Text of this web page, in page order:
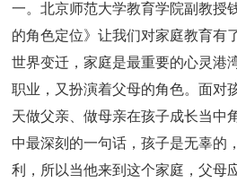
一。北京师范大学教育学院副教授
的角色定位》让我们对家庭教育有
世界变迁，家庭是最重要的心灵港
职业，又扮演着父母的角色。面对
天做父亲、做母亲在孩子成长当中
中最深刻的一句话，孩子是无辜的
利，所以当他来到这个家庭，父母